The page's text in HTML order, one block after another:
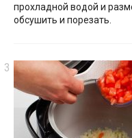
прохладной водой и
обсушить и порезать.